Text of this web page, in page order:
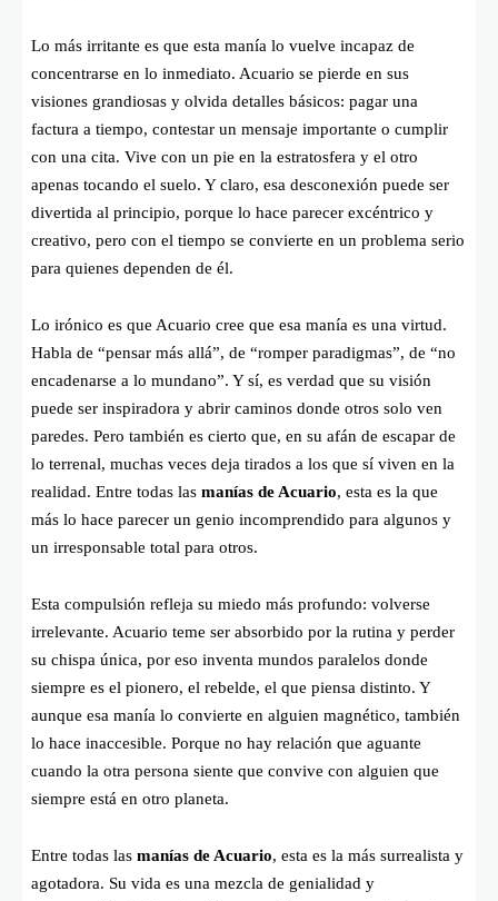
Lo más irritante es que esta manía lo vuelve incapaz de
concentrarse en lo inmediato. Acuario se pierde en sus
visiones grandiosas y olvida detalles básicos: pagar una
factura a tiempo, contestar un mensaje importante o cumplir
con una cita. Vive con un pie en la estratosfera y el otro
apenas tocando el suelo. Y claro, esa desconexión puede ser
divertida al principio, porque lo hace parecer excéntrico y
creativo, pero con el tiempo se convierte en un problema serio
para quienes dependen de él.
Lo irónico es que Acuario cree que esa manía es una virtud.
Habla de “pensar más allá”, de “romper paradigmas”, de “no
encadenarse a lo mundano”. Y sí, es verdad que su visión
puede ser inspiradora y abrir caminos donde otros solo ven
paredes. Pero también es cierto que, en su afán de escapar de
lo terrenal, muchas veces deja tirados a los que sí viven en la
realidad. Entre todas las manías de Acuario, esta es la que
más lo hace parecer un genio incomprendido para algunos y
un irresponsable total para otros.
Esta compulsión refleja su miedo más profundo: volverse
irrelevante. Acuario teme ser absorbido por la rutina y perder
su chispa única, por eso inventa mundos paralelos donde
siempre es el pionero, el rebelde, el que piensa distinto. Y
aunque esa manía lo convierte en alguien magnético, también
lo hace inaccesible. Porque no hay relación que aguante
cuando la otra persona siente que convive con alguien que
siempre está en otro planeta.
Entre todas las manías de Acuario, esta es la más surrealista y
agotadora. Su vida es una mezcla de genialidad y